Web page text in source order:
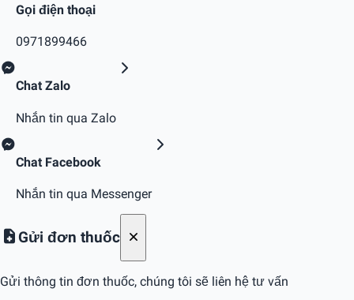
Gọi điện thoại
0971899466
Chat Zalo
Nhắn tin qua Zalo
Chat Facebook
Nhắn tin qua Messenger
Gửi đơn thuốc
Gửi thông tin đơn thuốc, chúng tôi sẽ liên hệ tư vấn